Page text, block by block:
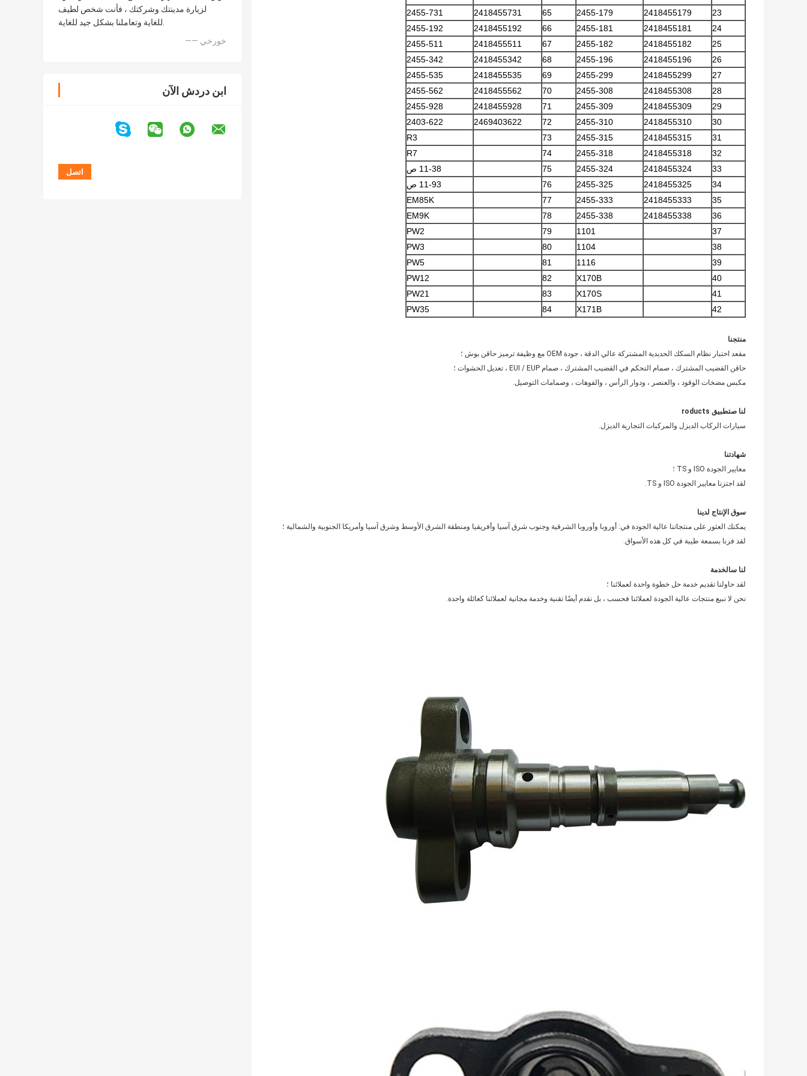
لزيارة مدينتك وشركتك ، فأنت شخص لطيف
للغاية وتعاملنا بشكل جيد للغاية.
—— خورخي
ابن دردش الآن
23
2418455179
2455-179
65
2418455731
2455-731
24
2418455181
2455-181
66
2418455192
2455-192
25
2418455182
2455-182
67
2418455511
2455-511
26
2418455196
2455-196
68
2418455342
2455-342
27
2418455299
2455-299
69
2418455535
2455-535
28
2418455308
2455-308
70
2418455562
2455-562
29
2418455309
2455-309
71
2418455928
2455-928
30
2418455310
2455-310
72
2469403622
2403-622
31
2418455315
2455-315
73
R3
32
2418455318
2455-318
74
R7
33
2418455324
2455-324
75
11-38 ص
34
2418455325
2455-325
76
11-93 ص
35
2418455333
2455-333
77
EM85K
36
2418455338
2455-338
78
EM9K
37
1101
79
PW2
38
1104
80
PW3
39
1116
81
PW5
40
X170B
82
PW12
41
X170S
83
PW21
42
X171B
84
PW35
منتجنا
مقعد اختبار نظام السكك الحديدية المشتركة عالي الدقة ، جودة OEM مع وظيفة ترميز حاقن بوش ؛
حاقن القضيب المشترك ، صمام التحكم في القضيب المشترك ، صمام EUI / EUP ، تعديل الحشوات ؛
مكبس مضخات الوقود ، والعنصر ، ودوار الرأس ، والفوهات ، وصمامات التوصيل.
لنا صتطبيق roducts
سيارات الركاب الديزل والمركبات التجارية الديزل.
شهادتنا
معايير الجودة ISO و TS ؛
لقد اجتزنا معايير الجودة ISO و TS.
سوق الإنتاج لدينا
يمكنك العثور على منتجاتنا عالية الجودة في: أوروبا وأوروبا الشرقية وجنوب شرق آسيا وأفريقيا ومنطقة الشرق الأوسط وشرق آسيا وأمريكا الجنوبية والشمالية ؛
لقد فزنا بسمعة طيبة في كل هذه الأسواق.
لنا سالخدمة
لقد حاولنا تقديم خدمة حل خطوة واحدة لعملائنا ؛
نحن لا نبيع منتجات عالية الجودة لعملائنا فحسب ، بل نقدم أيضًا تقنية وخدمة مجانية لعملائنا كعائلة واحدة.